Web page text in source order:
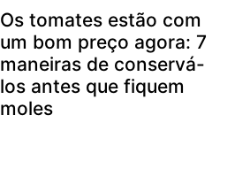
Os tomates estão com
um bom preço agora: 7
maneiras de conservá-
los antes que fiquem
moles